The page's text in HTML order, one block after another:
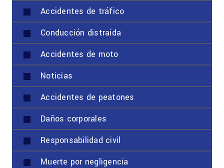
Accidentes de tráfico
Conducción distraída
Accidentes de moto
Noticias
Accidentes de peatones
Daños corporales
Responsabilidad civil
Muerte por negligencia